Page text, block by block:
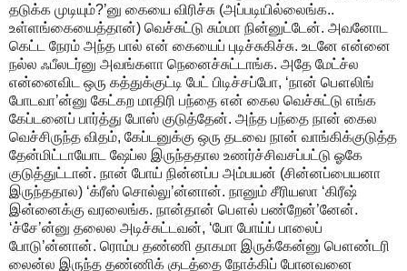
தடுக்க முடியும்?’னு கையை விரிச்சு (அப்படியில்லைங்க..
உள்ளங்கையைத்தான்) வெச்சுட்டு சும்மா நின்னுட்டேன். அவனோட
கெட்ட நேரம் அந்த பால் என் கையைப் புடிச்சுகிச்சு. உடனே என்னை
நல்ல ஃபீலடர்னு அவங்களா நெனைச்சுட்டாங்க. அதே மேட்ச்ல
என்னைவிட ஒரு கத்துக்குட்டி பேட் பிடிச்சப்போ, ‘நான் பௌலிங்
போடவா’ன்னு கேட்கற மாதிரி பந்தை என் கைல வெச்சுட்டு எங்க
கேப்டனைப் பார்த்து போஸ் குடுத்தேன். அந்த பந்தை நான் கைல
வெச்சிருந்த விதம், கேப்டனுக்கு ஒரு தடவை நான் வாங்கிக்குடுத்த
தேன்மிட்டாயோட ஷேப்ல இருந்ததால உணர்ச்சிவசப்பட்டு ஓகே
குடுத்துட்டான். நான் போய் நின்னப்ப அம்பயன் (சின்னப்பையனா
இருந்ததால) ‘க்ரீஸ் சொல்லு’ன்னான். நானும் சீரியஸா ‘கிரீஷ்
இன்னைக்கு வரலைங்க. நான்தான் பௌல் பண்றேன்’னேன்.
‘ச்சே’ன்னு தலைல அடிச்சுட்டவன், ‘போ போய்ப் பாலைப்
போடு’ன்னான். ரொம்ப தண்ணி தாகமா இருக்கேன்னு பௌண்டரி
லைன்ல இருந்த தண்ணிக் குடத்தை நோக்கிப் போனவனை